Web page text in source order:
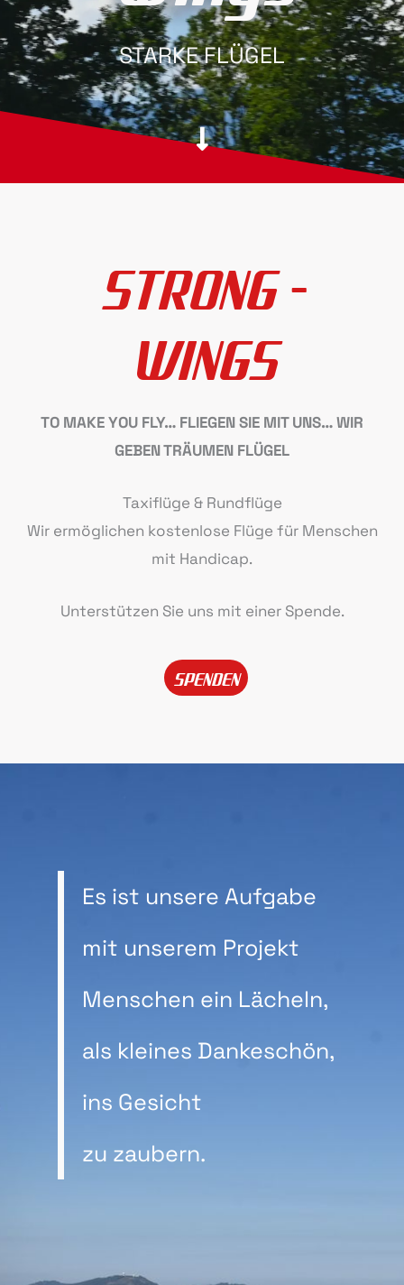
STARKE FLÜGEL
STRONG -
WINGS
TO MAKE YOU FLY… FLIEGEN SIE MIT UNS… WIR
GEBEN TRÄUMEN FLÜGEL
Taxiflüge & Rundflüge
Wir ermöglichen kostenlose Flüge für Menschen
mit Handicap.
Unterstützen Sie uns mit einer Spende.
SPENDEN
Es ist unsere Aufgabe
mit unserem Projekt
Menschen ein Lächeln,
als kleines Dankeschön,
ins Gesicht
zu zaubern.